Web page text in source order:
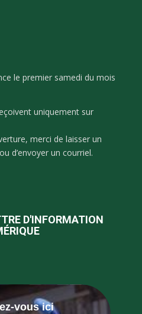
le premier samedi du mois
uniquement sur
merci de laisser un
d’envoyer un courriel.
D'INFORMATION
vous ici